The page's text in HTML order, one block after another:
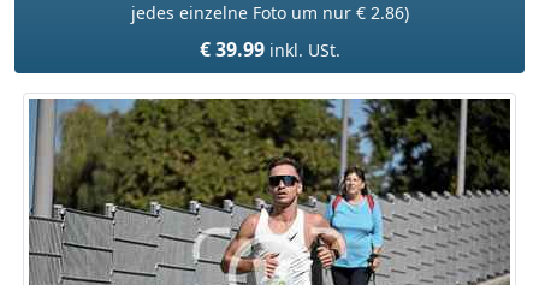
jedes einzelne Foto um nur € 2.86)
€ 39.99 inkl. USt.